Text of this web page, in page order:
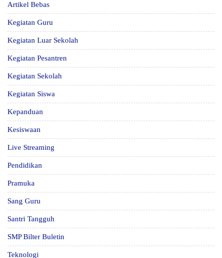
Artikel Bebas
Kegiatan Guru
Kegiatan Luar Sekolah
Kegiatan Pesantren
Kegiatan Sekolah
Kegiatan Siswa
Kepanduan
Kesiswaan
Live Streaming
Pendidikan
Pramuka
Sang Guru
Santri Tangguh
SMP Bilter Buletin
Teknologi